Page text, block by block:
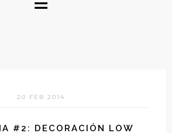
20 FEB 2014
#2: DECORACIÓN LOW